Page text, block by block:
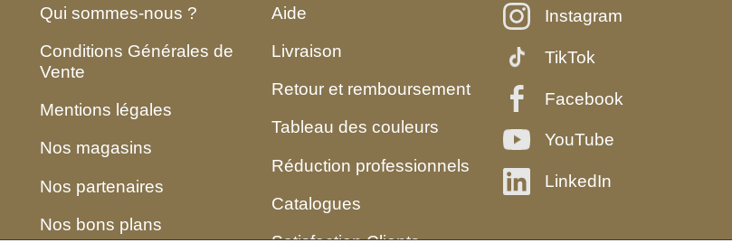
Qui sommes-nous ?
Conditions Générales de
Vente
Mentions légales
Nos magasins
Nos partenaires
Nos bons plans
Aide
Livraison
Retour et remboursement
Tableau des couleurs
Réduction professionnels
Catalogues
Satisfaction Clients
Instagram
TikTok
Facebook
YouTube
LinkedIn